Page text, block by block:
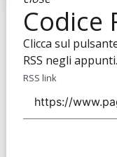
Codice
Clicca sul
RSS negli appunti.
RSS link